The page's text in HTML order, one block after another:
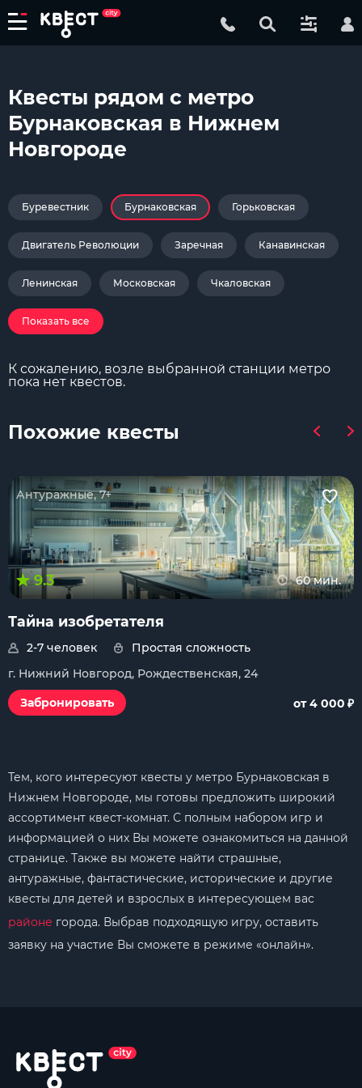
Квесты рядом с метро
Бурнаковская в Нижнем
Новгороде
Буревестник Бурнаковская Горьковская
Двигатель Революции Заречная Канавинская
Ленинская Московская Чкаловская
Показать все
К сожалению, возле выбранной станции метро
пока нет квестов.
Похожие квесты
Антуражные, 7+
9.3 60 мин.
Тайна изобретателя
2-7 человек
Простая сложность
г. Нижний Новгород, Рождественская, 24
Забронировать
от 4 000 ₽
Тем, кого интересуют квесты у метро Бурнаковская в
Нижнем Новгороде, мы готовы предложить широкий
ассортимент квест-комнат. С полным набором игр и
информацией о них Вы можете ознакомиться на данной
странице. Также вы можете найти страшные,
антуражные, фантастические, исторические и другие
квесты для детей и взрослых в интересующем вас
районе города. Выбрав подходящую игру, оставить
заявку на участие Вы сможете в режиме «онлайн».